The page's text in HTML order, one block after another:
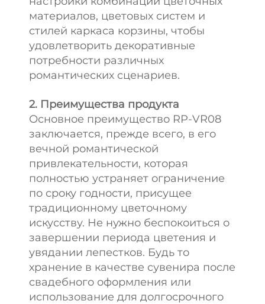
материалов, цветовых систем и
стилей каркаса корзины, чтобы
удовлетворить декоративные
потребности различных
романтических сценариев.
2. Преимущества продукта
Основное преимущество RP-VR08
заключается, прежде всего, в его
вечной романтической
привлекательности, которая
полностью устраняет ограничение
по сроку годности, присущее
традиционному цветочному
искусству. Не нужно беспокоиться о
завершении периода цветения и
увядании лепестков. Будь то
хранение в качестве сувенира после
свадебного оформления или
использование для долгосрочного